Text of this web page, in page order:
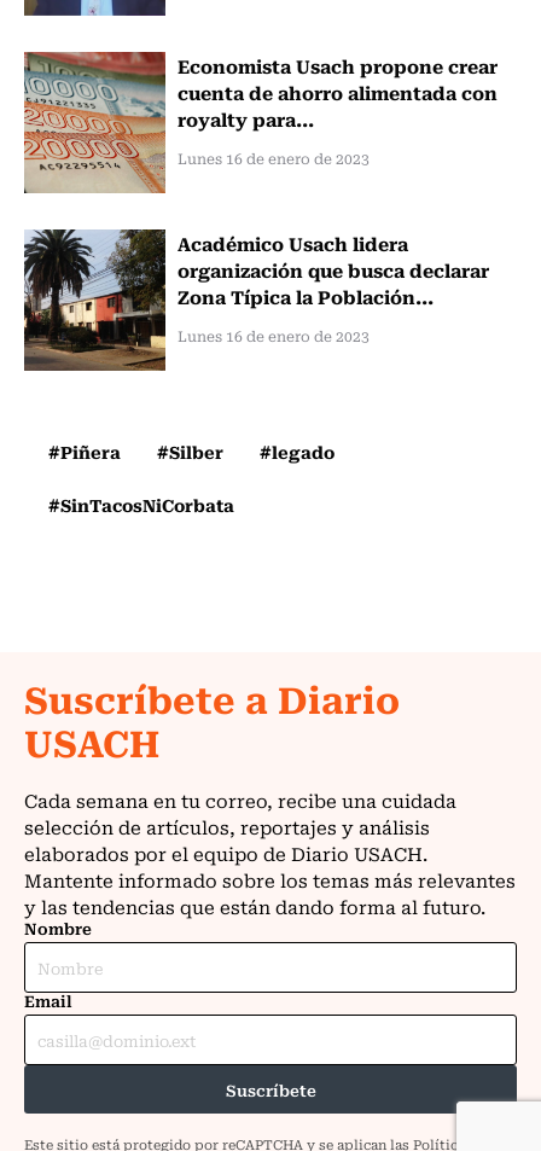
Economista Usach propone crear
cuenta de ahorro alimentada con
royalty para...
Lunes 16 de enero de 2023
Académico Usach lidera
organización que busca declarar
Zona Típica la Población...
Lunes 16 de enero de 2023
#Piñera #Silber
#legado
#SinTacosNiCorbata